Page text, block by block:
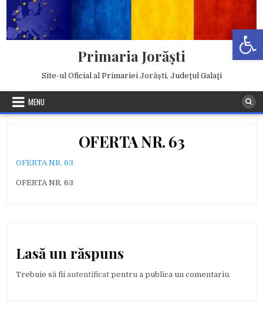
content
Primaria Jorăşti
Site-ul Oficial al Primariei Jorăşti, Judeţul Galaţi
MENU
OFERTA NR. 63
OFERTA NR. 63
OFERTA NR. 63
Lasă un răspuns
Trebuie să fiiautentificat pentru a publica un comentariu.